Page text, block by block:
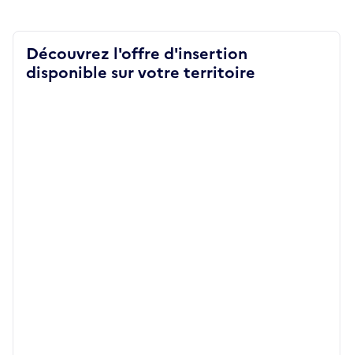
Découvrez l'offre d'insertion
disponible sur votre territoire